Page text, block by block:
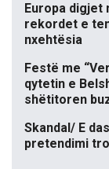
Europa digjet
rekordet e
nxehtësia
Festë me
qytetin e
shëtitoren
Skandal/ E
pretendimi